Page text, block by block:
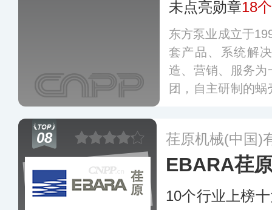
未点亮勋章18个
东方泵业成立于
套产品、系统解
造、营销、服务
团，自主研制的
得到应用，其在
机构，为广大客
08 荏原机械(中国)
EBARA荏
10个行业上榜